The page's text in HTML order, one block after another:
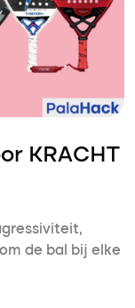
KRACHT
de bal bij elke